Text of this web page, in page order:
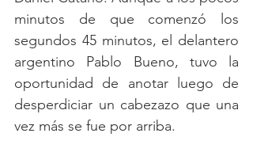
minutos de que comenzó los
segundos 45 minutos, el delantero
argentino Pablo Bueno, tuvo la
oportunidad de anotar luego de
desperdiciar un cabezazo que una
vez más se fue por arriba.